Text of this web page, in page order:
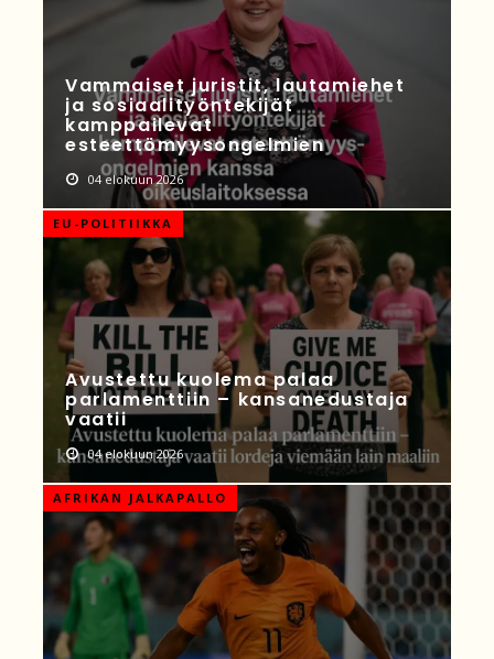
Vammaiset juristit, lautamiehet
ja sosiaalityöntekijät
kamppailevat
esteettömyysongelmien
04 elokuun 2026
EU-POLITIIKKA
Avustettu kuolema palaa
parlamenttiin – kansanedustaja
vaatii
04 elokuun 2026
AFRIKAN JALKAPALLO